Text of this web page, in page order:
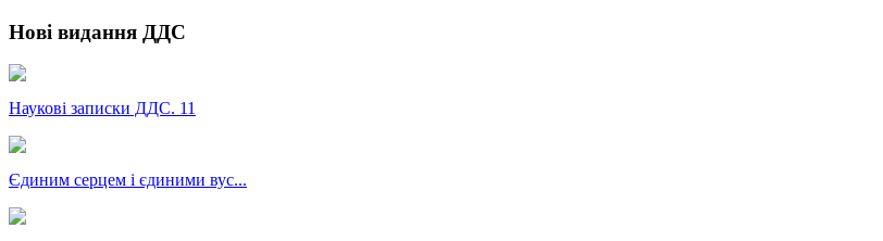
Нові видання ДДС
Наукові записки ДДС. 11
Єдиним серцем і єдиними вус...